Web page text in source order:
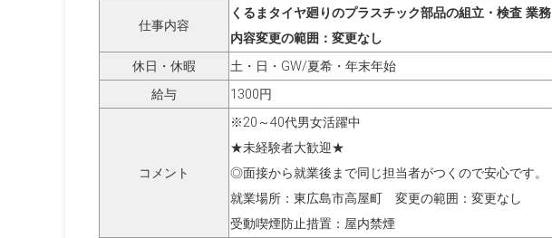
仕事内容
くるまタイヤ廻りのプラスチック部品の組立・検査 業務
内容変更の範囲：変更なし
休日・休暇
土・日・GW/夏希・年末年始
給与
1300円
コメント
※20～40代男女活躍中
★未経験者大歓迎★
◎面接から就業後まで同じ担当者がつくので安心です。
就業場所：東広島市高屋町 変更の範囲：変更なし
受動喫煙防止措置：屋内禁煙